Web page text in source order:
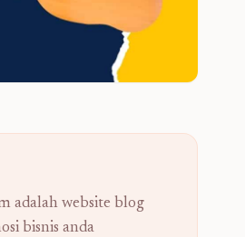
adalah website blog
bisnis anda